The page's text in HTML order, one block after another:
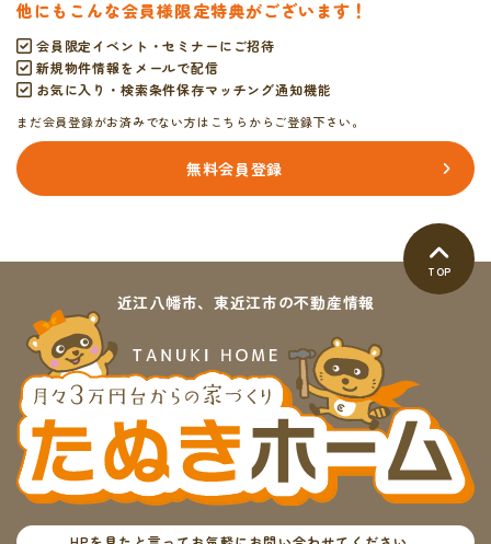
他にもこんな会員様限定特典がございます！
会員限定イベント・セミナーにご招待
新規物件情報をメールで配信
お気に入り・検索条件保存マッチング通知機能
まだ会員登録がお済みでない方はこちらからご登録下さい。
無料会員登録
TOP
近江八幡市、東近江市の不動産情報